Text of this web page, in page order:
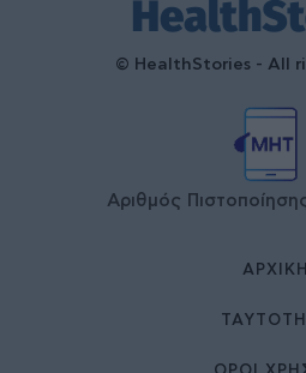
© HealthStories - All
Αριθμός
ΑΡΧΙΚΉ